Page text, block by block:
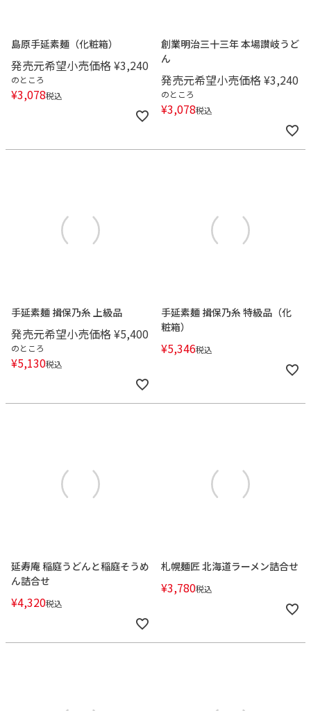
島原手延素麺（化粧箱）
発売元希望小売価格¥3,240
のところ
¥3,078税込
創業明治三十三年 本場讃岐うど
ん
発売元希望小売価格¥3,240
のところ
¥3,078税込
手延素麺 揖保乃糸 上級品
発売元希望小売価格¥5,400
のところ
¥5,130税込
手延素麺 揖保乃糸 特級品（化
粧箱）
¥5,346税込
延寿庵 稲庭うどんと稲庭そうめ
ん詰合せ
¥4,320税込
札幌麺匠 北海道ラーメン詰合せ
¥3,780税込